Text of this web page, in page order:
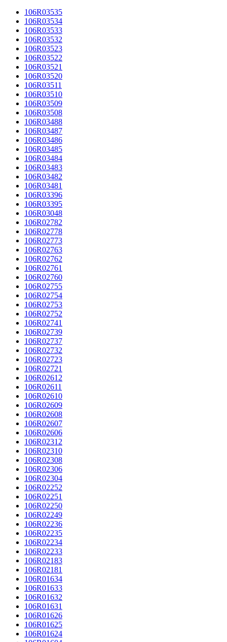
106R03535
106R03534
106R03533
106R03532
106R03523
106R03522
106R03521
106R03520
106R03511
106R03510
106R03509
106R03508
106R03488
106R03487
106R03486
106R03485
106R03484
106R03483
106R03482
106R03481
106R03396
106R03395
106R03048
106R02782
106R02778
106R02773
106R02763
106R02762
106R02761
106R02760
106R02755
106R02754
106R02753
106R02752
106R02741
106R02739
106R02737
106R02732
106R02723
106R02721
106R02612
106R02611
106R02610
106R02609
106R02608
106R02607
106R02606
106R02312
106R02310
106R02308
106R02306
106R02304
106R02252
106R02251
106R02250
106R02249
106R02236
106R02235
106R02234
106R02233
106R02183
106R02181
106R01634
106R01633
106R01632
106R01631
106R01626
106R01625
106R01624